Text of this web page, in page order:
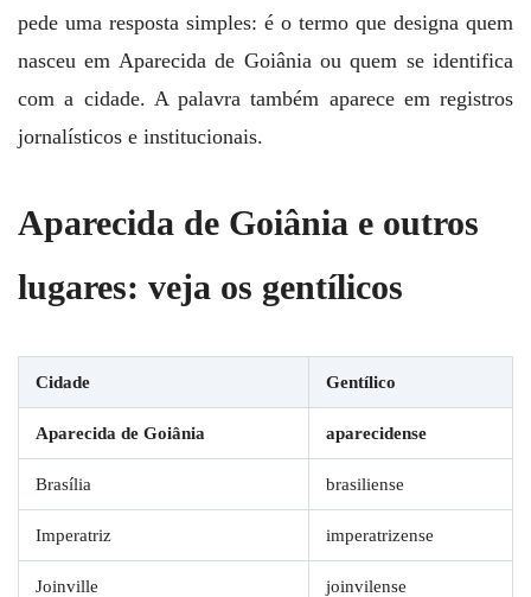
pede uma resposta simples: é o termo que designa quem
nasceu em Aparecida de Goiânia ou quem se identifica
com a cidade. A palavra também aparece em registros
jornalísticos e institucionais.
Aparecida de Goiânia e outros
lugares: veja os gentílicos
Cidade Gentílico
Aparecida de Goiânia aparecidense
Brasília brasiliense
Imperatriz imperatrizense
Joinville joinvilense